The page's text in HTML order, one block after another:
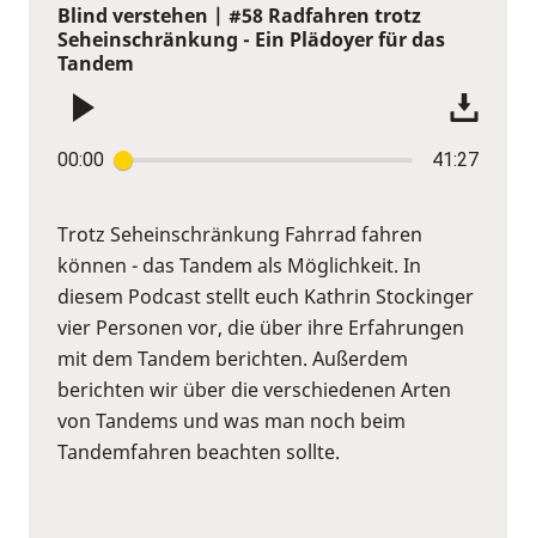
Blind verstehen | #58 Radfahren trotz
Seheinschränkung - Ein Plädoyer für das
Tandem
00:00 41:27
Trotz Seheinschränkung Fahrrad fahren
können - das Tandem als Möglichkeit. In
diesem Podcast stellt euch Kathrin Stockinger
vier Personen vor, die über ihre Erfahrungen
mit dem Tandem berichten. Außerdem
berichten wir über die verschiedenen Arten
von Tandems und was man noch beim
Tandemfahren beachten sollte.